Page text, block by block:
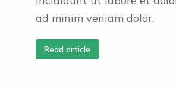
ad minim veniam dolor.
Read article